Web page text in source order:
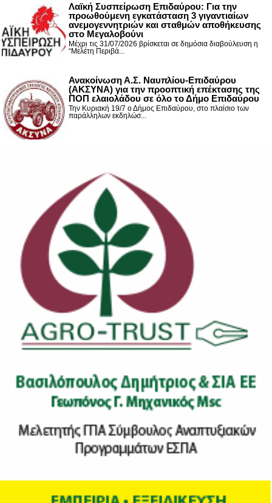
Λαϊκή Συσπείρωση Επιδαύρου: Για την
προωθούμενη εγκατάσταση 3 γιγαντιαίων
ανεμογεννητριών και σταθμών αποθήκευσης
στο Μεγαλοβούνι
Μέχρι τις 31/07/2026 βρίσκεται σε δημόσια διαβούλευση η
“Μελέτη Περιβά...
Ανακοίνωση Α.Σ. Ναυπλίου-Επιδαύρου
(ΑΚΣΥΝΑ) για την προοπτική επέκτασης της
ΠΟΠ ελαιολάδου σε όλο το Δήμο Επιδαύρου
Την Κυριακή 19/7 ο Δήμος Επιδαύρου, στο πλαίσιο των
παράλληλων εκδηλώσ...